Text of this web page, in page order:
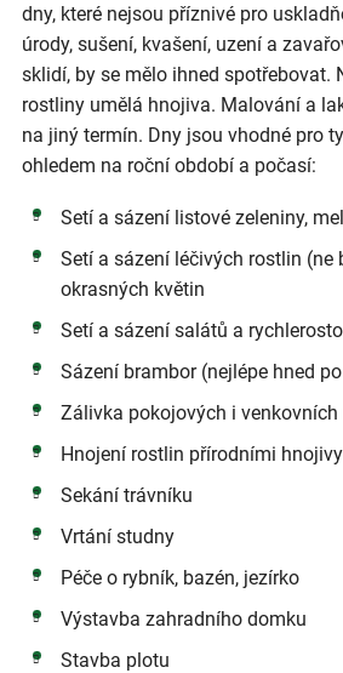
dny, které nejsou příznivé pro
úrody, sušení, kvašení, uzení a
sklidí, by se mělo ihned spotřebovat.
rostliny umělá hnojiva. Malování a
na jiný termín. Dny jsou vhodné pro
ohledem na roční období a počasí:
Setí a sázení listové zeleniny,
Setí a sázení léčivých rostlin (ne
okrasných květin
Setí a sázení salátů a
Sázení brambor (nejlépe hned
Zálivka pokojových i venkovních
Hnojení rostlin přírodními hnojivy
Sekání trávníku
Vrtání studny
Péče o rybník, bazén, jezírko
Výstavba zahradního domku
Stavba plotu